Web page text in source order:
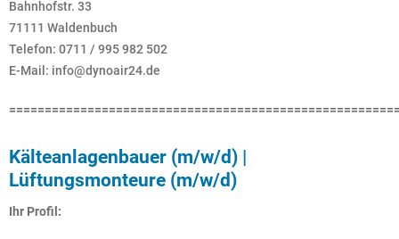
Bahnhofstr. 33
71111 Waldenbuch
Telefon: 0711 / 995 982 502
E-Mail: info@dynoair24.de
Kälteanlagenbauer (m/w/d) |
Lüftungsmonteure (m/w/d)
Ihr Profil: